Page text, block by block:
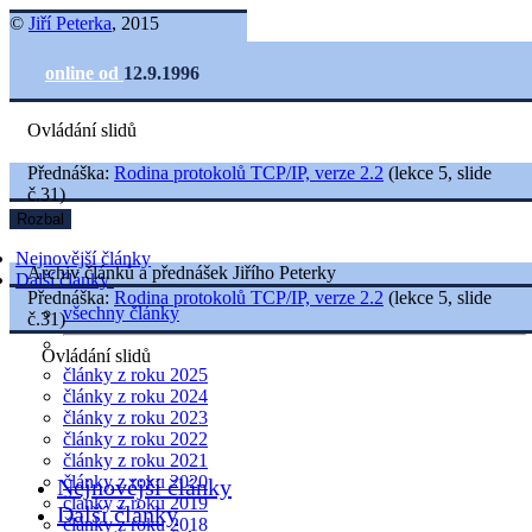
© Jiří Peterka, 2015
online od 12.9.1996
Ovládání slidů
Nejnovější články
Další články
všechny články
články z roku 2025
články z roku 2024
články z roku 2023
články z roku 2022
články z roku 2021
články z roku 2020
články z roku 2019
články z roku 2018
Přednáška: Rodina protokolů TCP/IP, verze 2.2 (lekce 5, slide
č.31)
Rozbal
Archiv článků a přednášek Jiřího Peterky
Přednáška: Rodina protokolů TCP/IP, verze 2.2 (lekce 5, slide
č.31)
Ovládání slidů
Nejnovější články
Další články